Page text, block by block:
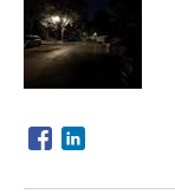
Opens in a
Opens in a